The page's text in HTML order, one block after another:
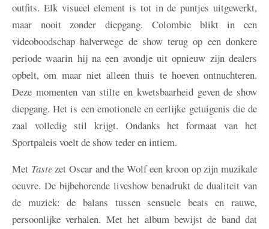
outfits. Elk visueel element is tot in de puntjes uitgewerkt,
maar nooit zonder diepgang. Colombie blikt in een
videoboodschap halverwege de show terug op een donkere
periode waarin hij na een avondje uit opnieuw zijn dealers
opbelt, om maar niet alleen thuis te hoeven ontnuchteren.
Deze momenten van stilte en kwetsbaarheid geven de show
diepgang. Het is een emotionele en eerlijke getuigenis die de
zaal volledig stil krijgt. Ondanks het formaat van het
Sportpaleis voelt de show teder en intiem.
Met Tastezet Oscar and the Wolf een kroon op zijn muzikale
oeuvre. De bijbehorende liveshow benadrukt de dualiteit van
de muziek: de balans tussen sensuele beats en rauwe,
persoonlijke verhalen. Met het album bewijst de band dat